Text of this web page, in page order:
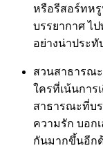
หรือรีสอร์ทห
บรรยากาศ ไ
อย่างน่าประทั
สวนสาธารณะ
ใครที่เน้นการ
สาธารณะที่บ
ความรัก บอก
กันมากขึ้นอีก